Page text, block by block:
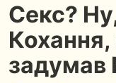
Секс?
задумав